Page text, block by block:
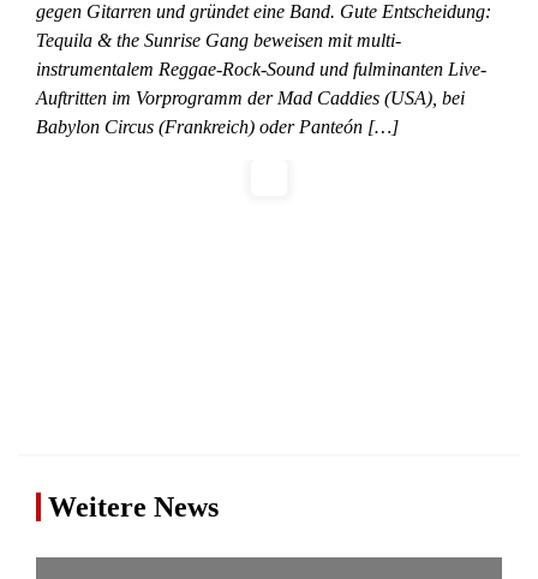
gegen Gitarren und gründet eine Band. Gute Entscheidung:
Tequila & the Sunrise Gang beweisen mit multi-
instrumentalem Reggae-Rock-Sound und fulminanten Live-
Auftritten im Vorprogramm der Mad Caddies (USA), bei
Babylon Circus (Frankreich) oder Panteón […]
Weitere News